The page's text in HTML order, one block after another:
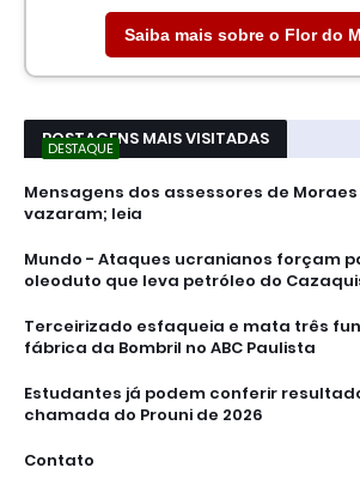
Saiba mais sobre o Flor do
POSTAGENS MAIS VISITADAS
DESTAQUE
Mensagens dos assessores de Moraes
vazaram; leia
Mundo - Ataques ucranianos forçam
oleoduto que leva petróleo do
Terceirizado esfaqueia e mata três
fábrica da Bombril no ABC Paulista
Estudantes já podem conferir
chamada do Prouni de 2026
Contato